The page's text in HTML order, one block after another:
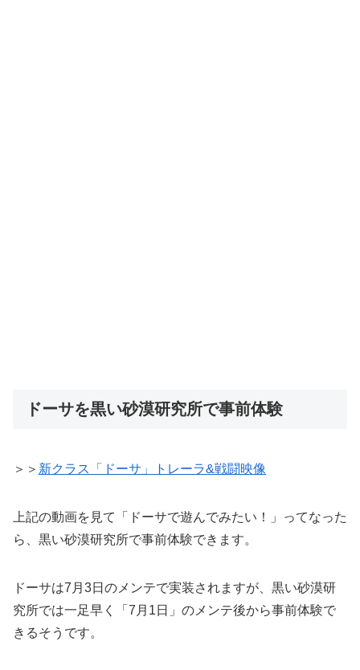
ドーサを黒い砂漠研究所で事前体験
＞＞ 新クラス「ドーサ」トレーラ&戦闘映像
上記の動画を見て「ドーサで遊んでみたい！」ってなった
ら、黒い砂漠研究所で事前体験できます。
ドーサは7月3日のメンテで実装されますが、黒い砂漠研
究所では一足早く「7月1日」のメンテ後から事前体験で
きるそうです。